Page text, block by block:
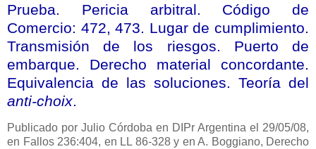
Prueba. Pericia arbitral. Código de
Comercio: 472, 473. Lugar de cumplimiento.
Transmisión de los riesgos. Puerto de
embarque. Derecho material concordante.
Equivalencia de las soluciones. Teoría del
anti-choix
Publicado por Julio Córdoba en DIPr Argentina el 29/05/08,
en Fallos 236:404, en LL 86-328 y en A. Boggiano, Derecho